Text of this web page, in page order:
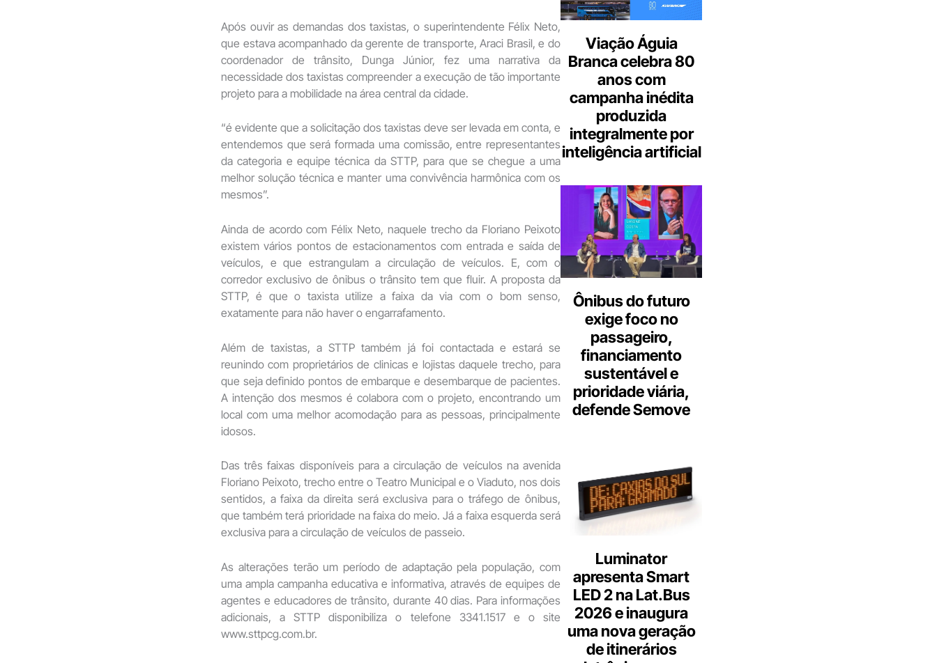
Após ouvir as demandas dos taxistas, o superintendente Félix Neto,
que estava acompanhado da gerente de transporte, Araci Brasil, e do
coordenador de trânsito, Dunga Júnior, fez uma narrativa da
necessidade dos taxistas compreender a execução de tão importante
projeto para a mobilidade na área central da cidade.
“é evidente que a solicitação dos taxistas deve ser levada em conta, e
entendemos que será formada uma comissão, entre representantes
da categoria e equipe técnica da STTP, para que se chegue a uma
melhor solução técnica e manter uma convivência harmônica com os
mesmos”.
Ainda de acordo com Félix Neto, naquele trecho da Floriano Peixoto
existem vários pontos de estacionamentos com entrada e saída de
veículos, e que estrangulam a circulação de veículos. E, com o
corredor exclusivo de ônibus o trânsito tem que fluir. A proposta da
STTP, é que o taxista utilize a faixa da via com o bom senso,
exatamente para não haver o engarrafamento.
Além de taxistas, a STTP também já foi contactada e estará se
reunindo com proprietários de clinicas e lojistas daquele trecho, para
que seja definido pontos de embarque e desembarque de pacientes.
A intenção dos mesmos é colabora com o projeto, encontrando um
local com uma melhor acomodação para as pessoas, principalmente
idosos.
Das três faixas disponíveis para a circulação de veículos na avenida
Floriano Peixoto, trecho entre o Teatro Municipal e o Viaduto, nos dois
sentidos, a faixa da direita será exclusiva para o tráfego de ônibus,
que também terá prioridade na faixa do meio. Já a faixa esquerda será
exclusiva para a circulação de veículos de passeio.
As alterações terão um período de adaptação pela população, com
uma ampla campanha educativa e informativa, através de equipes de
agentes e educadores de trânsito, durante 40 dias. Para informações
adicionais, a STTP disponibiliza o telefone 3341.1517 e o site
www.sttpcg.com.br.
Viação Águia
Branca celebra 80
anos com
campanha inédita
produzida
integralmente por
inteligência artificial
Ônibus do futuro
exige foco no
passageiro,
financiamento
sustentável e
prioridade viária,
defende Semove
Luminator
apresenta Smart
LED 2 na Lat.Bus
2026 e inaugura
uma nova geração
de itinerários